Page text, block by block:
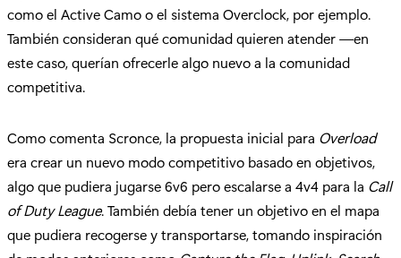
como el Active Camo o el sistema Overclock, por ejemplo.
También consideran qué comunidad quieren atender —en
este caso, querían ofrecerle algo nuevo a la comunidad
competitiva.
Como comenta Scronce, la propuesta inicial para Overload
era crear un nuevo modo competitivo basado en objetivos,
algo que pudiera jugarse 6v6 pero escalarse a 4v4 para la Call
of Duty League. También debía tener un objetivo en el mapa
que pudiera recogerse y transportarse, tomando inspiración